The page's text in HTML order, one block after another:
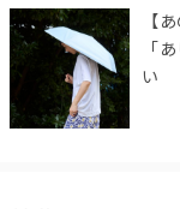
【
「
い